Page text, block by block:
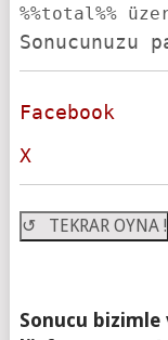
%%total%%
Sonucunuzu
Facebook
X
↺ TEKRAR OYNA !
Sonucu bizimle